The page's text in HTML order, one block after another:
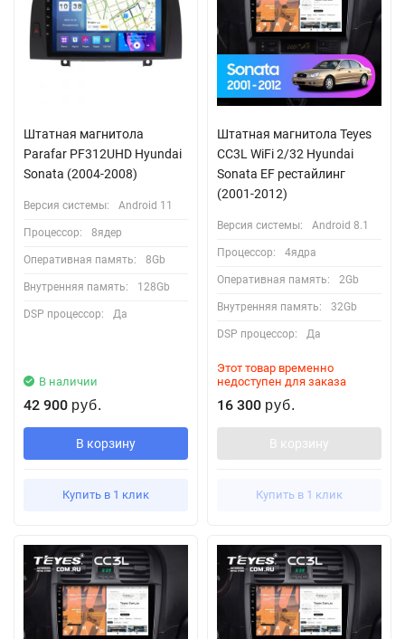
Штатная магнитола
Parafar PF312UHD Hyundai
Sonata (2004-2008)
Версия системы: Android 11
Процессор: 8ядер
Оперативная память: 8Gb
Внутренняя память: 128Gb
DSP процессор: Да
В наличии
42 900 руб.
В корзину
Купить в 1 клик
Штатная магнитола Teyes
CC3L WiFi 2/32 Hyundai
Sonata EF рестайлинг
(2001-2012)
Версия системы: Android 8.1
Процессор: 4ядра
Оперативная память: 2Gb
Внутренняя память: 32Gb
DSP процессор: Да
Этот товар временно
недоступен для заказа
16 300 руб.
В корзину
Купить в 1 клик